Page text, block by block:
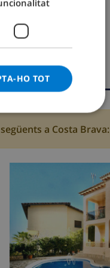
a Costa Brava:
CATALAN
DANISH
HO TOT